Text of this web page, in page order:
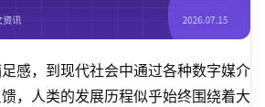
感，到现代社会中通过各种数字媒介
，人类的发展历程似乎始终围绕着大